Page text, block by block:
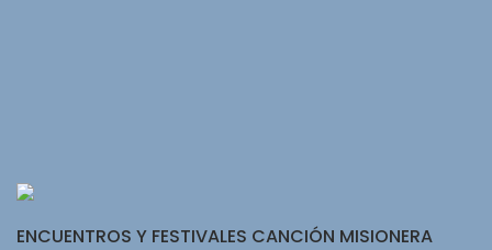
ENCUENTROS Y FESTIVALES CANCIÓN MISIONERA